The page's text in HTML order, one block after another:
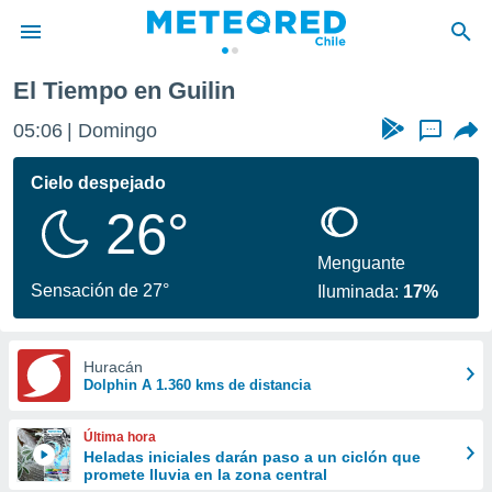
de
por
se
calidad.
a este
las
y
forma
digital
basada
El Tiempo en Guilin
05:06 Domingo ...
Cielo despejado
26°
Sensación de 27°
Menguante
Iluminada: 17%
Huracán
Dolphin A 1.360 kms de distancia
Última hora
Heladas iniciales darán paso a un ciclón que
promete lluvia en la zona central